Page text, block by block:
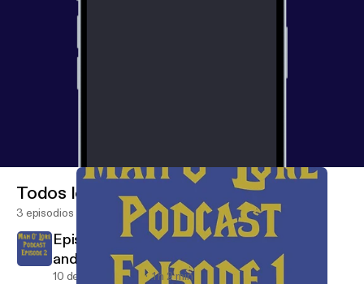
Todos los episodios
3 episodios
Episode 2: W2 Here be dragons, demons,
and keepers.
10 de abr de 2020 1 h 2 min